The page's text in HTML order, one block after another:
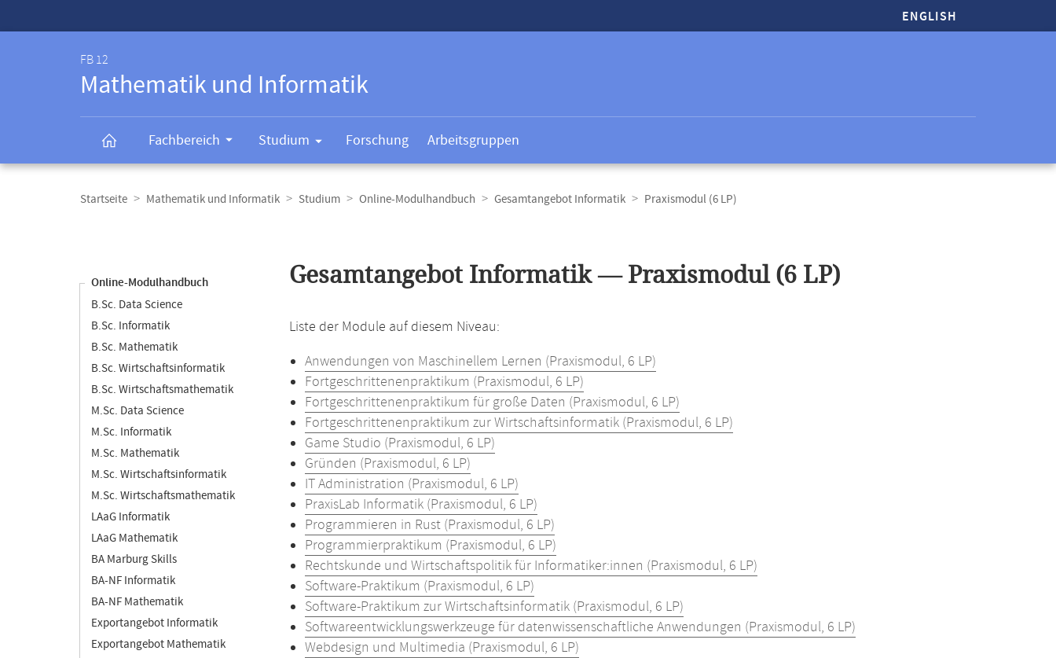
ENGLISH
FB 12
Mathematik und Informatik
Fachbereich Studium Forschung Arbeitsgruppen
Navigation
Startseite Mathematik und Informatik Studium Online-Modulhandbuch Gesamtangebot Informatik Praxismodul (6 LP)
Online-Modulhandbuch
B.Sc. Data Science
B.Sc. Informatik
B.Sc. Mathematik
B.Sc. Wirtschaftsinformatik
B.Sc. Wirtschaftsmathematik
M.Sc. Data Science
M.Sc. Informatik
M.Sc. Mathematik
M.Sc. Wirtschaftsinformatik
M.Sc. Wirtschaftsmathematik
LAaG Informatik
LAaG Mathematik
BA Marburg Skills
BA-NF Informatik
BA-NF Mathematik
Exportangebot Informatik
Exportangebot Mathematik
Gesamtangebot Informatik — Praxismodul (6 LP)
Liste der Module auf diesem Niveau:
Anwendungen von Maschinellem Lernen (Praxismodul, 6 LP)
Fortgeschrittenenpraktikum (Praxismodul, 6 LP)
Fortgeschrittenenpraktikum für große Daten (Praxismodul, 6 LP)
Fortgeschrittenenpraktikum zur Wirtschaftsinformatik (Praxismodul, 6 LP)
Game Studio (Praxismodul, 6 LP)
Gründen (Praxismodul, 6 LP)
IT Administration (Praxismodul, 6 LP)
PraxisLab Informatik (Praxismodul, 6 LP)
Programmieren in Rust (Praxismodul, 6 LP)
Programmierpraktikum (Praxismodul, 6 LP)
Rechtskunde und Wirtschaftspolitik für Informatiker:innen (Praxismodul, 6 LP)
Software-Praktikum (Praxismodul, 6 LP)
Software-Praktikum zur Wirtschaftsinformatik (Praxismodul, 6 LP)
Softwareentwicklungswerkzeuge für datenwissenschaftliche Anwendungen (Praxismodul, 6 LP)
Webdesign und Multimedia (Praxismodul, 6 LP)